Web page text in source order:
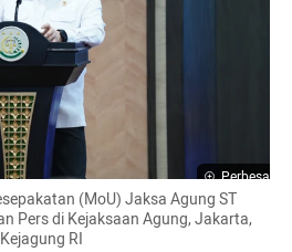
Perbesar
(MoU) Jaksa Agung ST
Pers di Kejaksaan Agung, Jakarta,
RI